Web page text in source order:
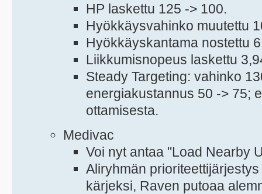
HP laskettu 125 -> 100.
Hyökkäysvahinko muutettu
Hyökkäyskantama nostettu
Liikkumisnopeus laskettu
Steady Targeting: vahinko
energiakustannus 50 -> 75;
ottamisesta.
Medivac
Voi nyt antaa "Load Nearby
Aliryhmän
kärjeksi, Raven putoaa